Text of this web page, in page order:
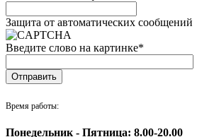
Защита от автоматических сообщений
Введите слово на картинке*
Время работы:
Понедельник - Пятница: 8.00-20.00